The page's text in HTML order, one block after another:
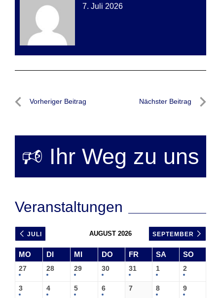
7. Juli 2026
Beitragsnavigation
Vorheriger Beitrag Nächster Beitrag
🕫 Ihr Weg zu uns
Veranstaltungen
JULI AUGUST 2026 SEPTEMBER
MO DI MI DO FR SA SO
27 28 29 30 31 1 2
3 4 5 6 7 8 9